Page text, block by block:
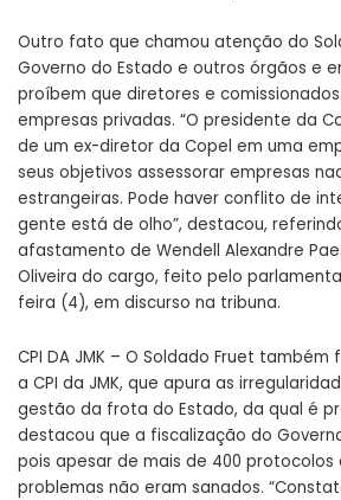
Outro fato que chamou atenção do
Governo do Estado e outros órgãos e
proíbem que diretores e
empresas privadas. “O presidente da
de um ex-diretor da Copel em uma
seus objetivos assessorar empresas
estrangeiras. Pode haver conflito de
gente está de olho”, destacou,
afastamento de Wendell Alexandre
Oliveira do cargo, feito pelo
feira (4), em discurso na tribuna.
CPI DA JMK – O Soldado Fruet
a CPI da JMK, que apura as
gestão da frota do Estado, da qual é
destacou que a fiscalização do
pois apesar de mais de 400 protocolos
problemas não eram sanados.